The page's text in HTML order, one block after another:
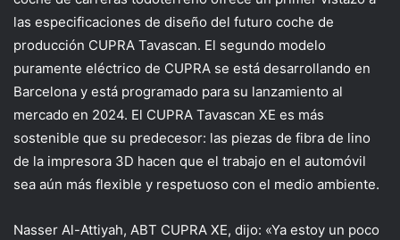
las especificaciones de diseño del futuro coche de
producción CUPRA Tavascan. El segundo modelo
puramente eléctrico de CUPRA se está desarrollando en
Barcelona y está programado para su lanzamiento al
mercado en 2024. El CUPRA Tavascan XE es más
sostenible que su predecesor: las piezas de fibra de lino
de la impresora 3D hacen que el trabajo en el automóvil
sea aún más flexible y respetuoso con el medio ambiente.
Nasser Al-Attiyah, ABT CUPRA XE, dijo: «Ya estoy un poco